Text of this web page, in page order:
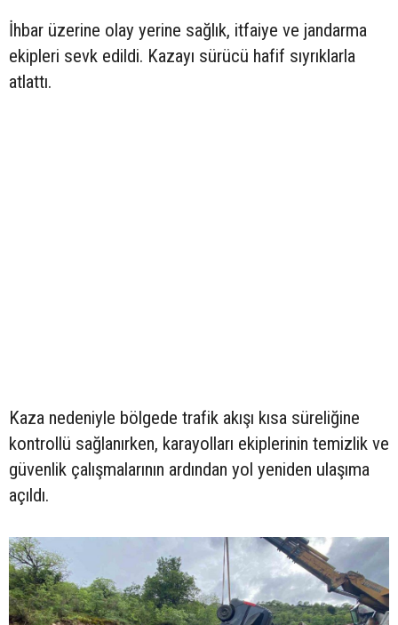
İhbar üzerine olay yerine sağlık, itfaiye ve jandarma
ekipleri sevk edildi. Kazayı sürücü hafif sıyrıklarla
atlattı.
Kaza nedeniyle bölgede trafik akışı kısa süreliğine
kontrollü sağlanırken, karayolları ekiplerinin temizlik ve
güvenlik çalışmalarının ardından yol yeniden ulaşıma
açıldı.